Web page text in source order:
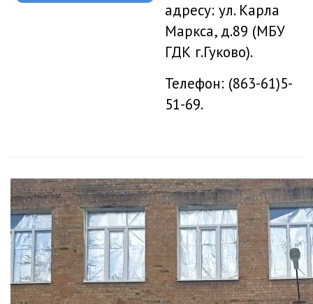
адресу: ул. Карла
Маркса, д.89 (МБУ
ГДК г.Гуково).
Телефон: (863-61)5-
51-69.